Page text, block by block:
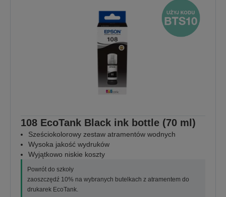
108 EcoTank Black ink bottle (70 ml)
Sześciokolorowy zestaw atramentów wodnych
Wysoka jakość wydruków
Wyjątkowo niskie koszty
Powrót do szkoły
zaoszczędź 10% na wybranych butelkach z atramentem do
drukarek EcoTank.